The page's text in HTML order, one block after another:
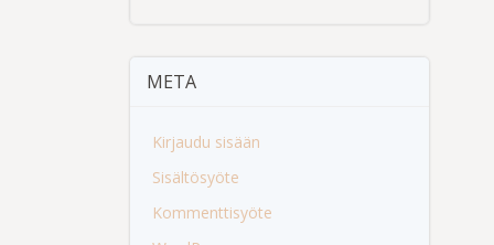
META
Kirjaudu sisään
Sisältösyöte
Kommenttisyöte